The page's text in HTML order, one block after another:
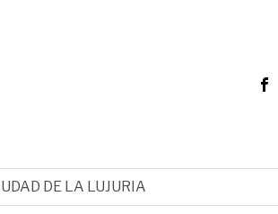
DE LA LUJURIA